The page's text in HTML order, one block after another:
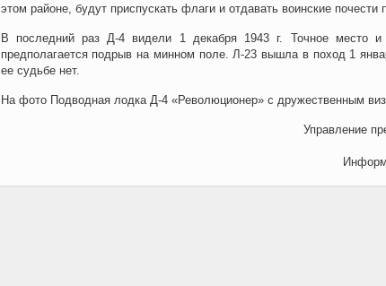
этом районе, будут приспускать флаги и отдавать воинские
В последний раз Д-4 видели 1 декабря 1943 г. Точное место и
предполагается подрыв на минном поле. Л-23 вышла в поход 1
ее судьбе нет.
На фото Подводная лодка Д-4 «Революционер» с дружественным
Управление